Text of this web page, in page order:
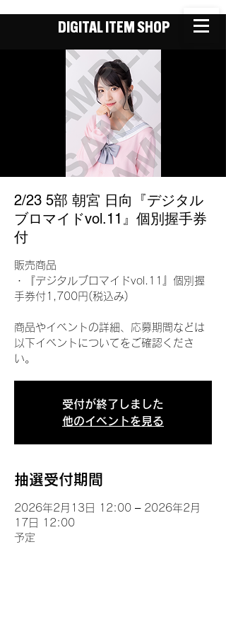
DIGITAL ITEM SHOP
2/23 5部 朝宮 日向『デジタル
ブロマイドvol.11』個別握手券
付
販売商品
・『デジタルブロマイドvol.11』個別握
手券付1,700円(税込み)
商品やイベントの詳細、応募期間などは
以下イベントについてをご確認くださ
い。
受付が終了しました
他のイベントを見る
抽選受付期間
2026年2月13日 12:00 – 2026年2月
17日 12:00
予定